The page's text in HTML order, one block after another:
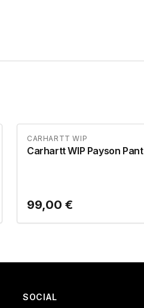
CARHARTT WIP
Carhartt WIP Payson Pant
99,00 €
SOCIAL